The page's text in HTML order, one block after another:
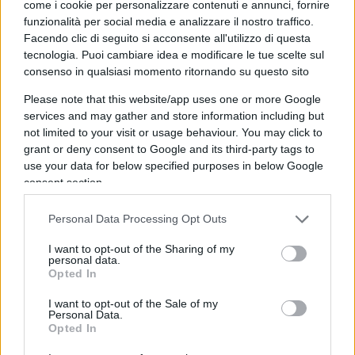
come i cookie per personalizzare contenuti e annunci, fornire
funzionalità per social media e analizzare il nostro traffico.
Facendo clic di seguito si acconsente all'utilizzo di questa
tecnologia. Puoi cambiare idea e modificare le tue scelte sul
consenso in qualsiasi momento ritornando su questo sito
Please note that this website/app uses one or more Google
services and may gather and store information including but
not limited to your visit or usage behaviour. You may click to
grant or deny consent to Google and its third-party tags to
use your data for below specified purposes in below Google
consent section.
Personal Data Processing Opt Outs
I want to opt-out of the Sharing of my
personal data.
Opted In
I want to opt-out of the Sale of my
Personal Data.
Opted In
Monarchico esimpatizzante del fascismo, Ilyin
nell’Unione Sovietica, anche se continuarono a
circolare in forma clandestina. Per capire la loro
influenza su Putin, basti dire che il leader del
Cremlino ha promosso personalmente il
trasferimento della sua salma dalla Svizzera in
territorio russo, partecipando anche alla
Chi si sforza di comprendere le motivazioni che
hanno spinto Putin a invadere e devastare